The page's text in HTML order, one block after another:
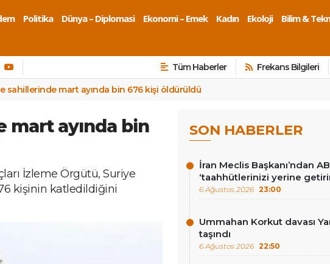
Politika Dünya – Diplomasi Ekonomi – Emek Kadın Ekoloji
Bilim &
Tüm Haberler Frekans Bilgileri
sahillerinde mart ayında bin 676 kişi öldürüldü
mart ayında bin
İzleme Örgütü, Suriye
kişinin katledildiğini
SON HABERLER
İran Meclis Başkanı’ndan
‘taahhütlerinizi yerine
6 Ağustos 2026 23:00
Ummahan Korkut davası
taşındı
6 Ağustos 2026 22:50